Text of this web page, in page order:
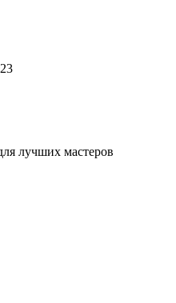
лучших мастеров